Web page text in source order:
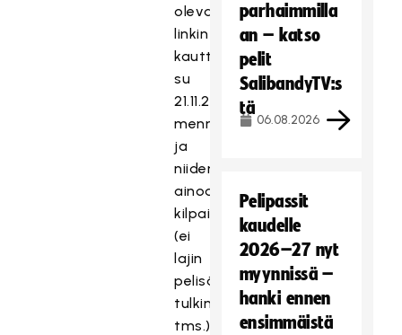
olevan
linkin
kautta
su
21.11.2021
mennessä
ja
niiden tulee koskea
ainoastaan
kilpailusääntöjä
(ei
lajin
pelisääntöjä,
tulkintoja,
tms.).
parhaimmilla
an – katso
pelit
SalibandyTV:s
tä
06.08.2026
Pelipassit
kaudelle
2026–27 nyt
myynnissä –
hanki ennen
ensimmäistä